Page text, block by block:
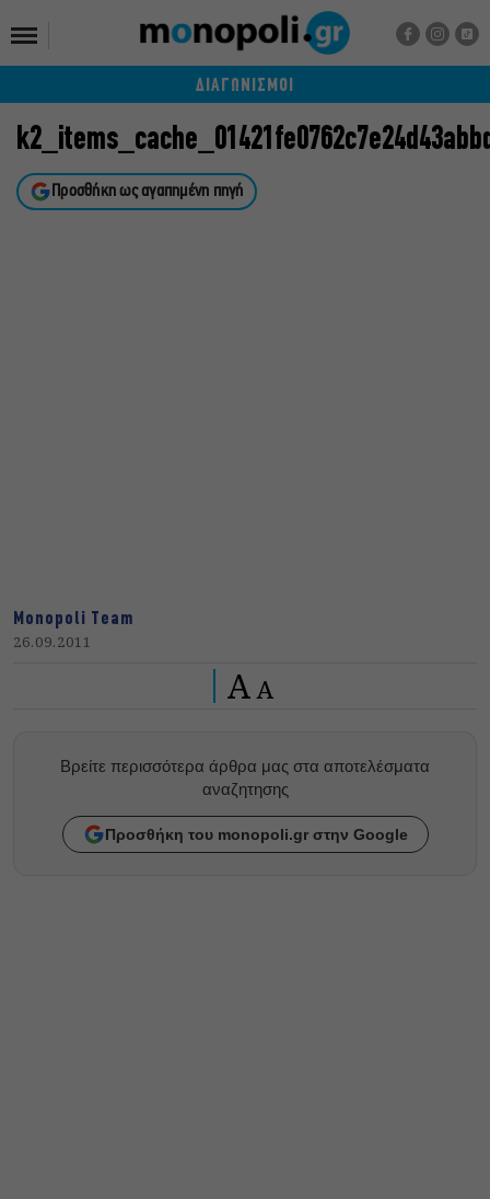
ΔΙΑΓΩΝΙΣΜΟΙ
Προσθήκη ως αγαπημένη πηγή
Monopoli Team
26.09.2011
A A
Βρείτε περισσότερα άρθρα μας στα αποτελέσματα
αναζητησης
Προσθήκη του monopoli.gr στην Google